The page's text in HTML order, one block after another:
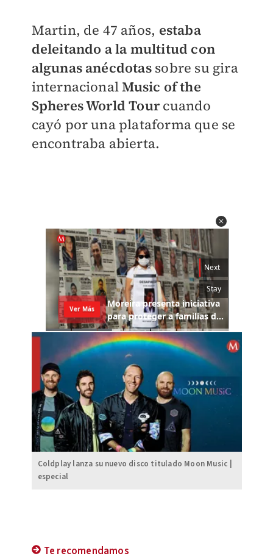
Martin, de 47 años, estaba
deleitando a la multitud con
algunas anécdotassobre su gira
internacionalMusic of the
Spheres World Tourcuando
cayó por una plataforma que se
encontraba abierta.
Coldplay lanza su nuevo disco titulado Moon Music |
especial
Te recomendamos